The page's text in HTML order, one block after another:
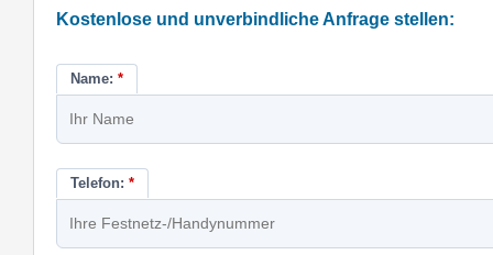
Kostenlose und unverbindliche Anfrage stellen:
Name: *
Telefon: *